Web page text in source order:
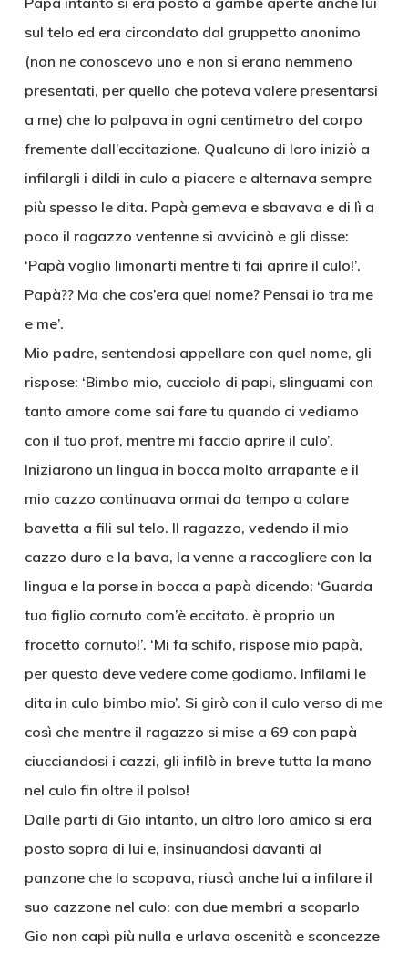
sul telo ed era circondato dal gruppetto anonimo
(non ne conoscevo uno e non si erano nemmeno
presentati, per quello che poteva valere presentarsi
a me) che lo palpava in ogni centimetro del corpo
fremente dall’eccitazione. Qualcuno di loro iniziò a
infilargli i dildi in culo a piacere e alternava sempre
più spesso le dita. Papà gemeva e sbavava e di lì a
poco il ragazzo ventenne si avvicinò e gli disse:
‘Papà voglio limonarti mentre ti fai aprire il culo!’.
Papà?? Ma che cos’era quel nome? Pensai io tra me
e me’.
Mio padre, sentendosi appellare con quel nome, gli
rispose: ‘Bimbo mio, cucciolo di papi, slinguami con
tanto amore come sai fare tu quando ci vediamo
con il tuo prof, mentre mi faccio aprire il culo’.
Iniziarono un lingua in bocca molto arrapante e il
mio cazzo continuava ormai da tempo a colare
bavetta a fili sul telo. Il ragazzo, vedendo il mio
cazzo duro e la bava, la venne a raccogliere con la
lingua e la porse in bocca a papà dicendo: ‘Guarda
tuo figlio cornuto com’è eccitato. è proprio un
frocetto cornuto!’. ‘Mi fa schifo, rispose mio papà,
per questo deve vedere come godiamo. Infilami le
dita in culo bimbo mio’. Si girò con il culo verso di me
così che mentre il ragazzo si mise a 69 con papà
ciucciandosi i cazzi, gli infilò in breve tutta la mano
nel culo fin oltre il polso!
Dalle parti di Gio intanto, un altro loro amico si era
posto sopra di lui e, insinuandosi davanti al
panzone che lo scopava, riuscì anche lui a infilare il
suo cazzone nel culo: con due membri a scoparlo
Gio non capì più nulla e urlava oscenità e sconcezze